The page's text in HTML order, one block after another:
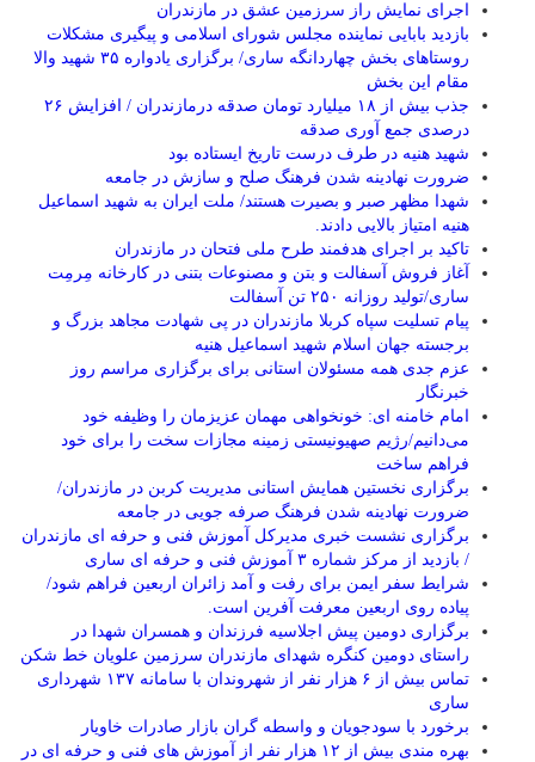
اجرای نمایش راز سرزمین عشق در مازندران
بازدید بابایی نماینده مجلس شورای اسلامی و پیگیری مشکلات
روستاهای بخش چهاردانگه ساری/ برگزاری یادواره ۳۵ شهید والا
مقام این بخش
جذب بیش از ۱۸ میلیارد تومان صدقه درمازندران / افزایش ۲۶
درصدی جمع آوری صدقه
شهید هنیه در طرف درست تاریخ ایستاده بود
ضرورت نهادینه شدن فرهنگ صلح و سازش در جامعه
شهدا مظهر صبر و بصیرت هستند/ ملت ایران به شهید اسماعیل
هنیه امتیاز بالایی دادند.
تاکید بر اجرای هدفمند طرح ملی فتحان در مازندران
آغاز فروش آسفالت و بتن و مصنوعات بتنی در کارخانه مِرمِت
ساری/تولید روزانه ۲۵۰ تن آسفالت
پیام تسلیت سپاه کربلا مازندران در پی شهادت مجاهد بزرگ و
برجسته جهان اسلام شهید اسماعیل هنیه
عزم جدی همه مسئولان استانی برای برگزاری مراسم روز
خبرنگار
امام خامنه ای: خونخواهی مهمان عزیزمان را وظیفه خود
می‌دانیم/رژیم صهیونیستی زمینه مجازات سخت را برای خود
فراهم ساخت
برگزاری نخستین همایش استانی مدیریت کربن در مازندران/
ضرورت نهادینه شدن فرهنگ صرفه جویی در جامعه
برگزاری نشست خبری مدیرکل آموزش فنی و حرفه ای مازندران
/ بازدید از مرکز شماره ۳ آموزش فنی و حرفه ای ساری
شرایط سفر ایمن برای رفت و آمد زائران اربعین فراهم شود/
پیاده روی اربعین معرفت آفرین است.
برگزاری دومین پیش اجلاسیه فرزندان و همسران شهدا در
راستای دومین کنگره شهدای مازندران سرزمین علویان خط شکن
تماس بیش از ۶ هزار نفر از شهروندان با سامانه ۱۳۷ شهرداری
ساری
برخورد با سودجویان و واسطه گران بازار صادرات خاویار
بهره مندی بیش از ۱۲ هزار نفر از آموزش های فنی و حرفه ای در